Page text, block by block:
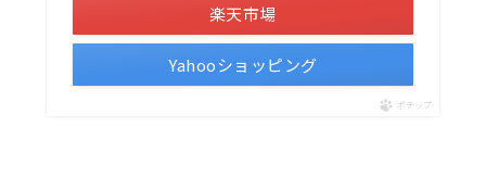
楽天市場
Yahooショッピング
ポチップ